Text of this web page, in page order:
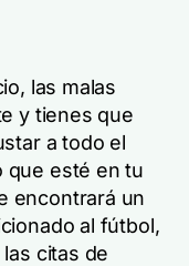
las malas
y tienes que
a todo el
que esté en tu
encontrará un
al fútbol,
citas de